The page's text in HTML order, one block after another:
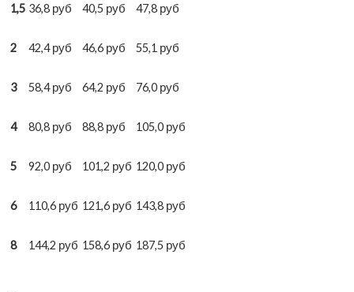
1,5 36,8 руб 40,5 руб 47,8 руб
2 42,4 руб 46,6 руб 55,1 руб
3 58,4 руб 64,2 руб 76,0 руб
4 80,8 руб 88,8 руб 105,0 руб
5 92,0 руб 101,2 руб 120,0 руб
6 110,6 руб 121,6 руб 143,8 руб
8 144,2 руб 158,6 руб 187,5 руб